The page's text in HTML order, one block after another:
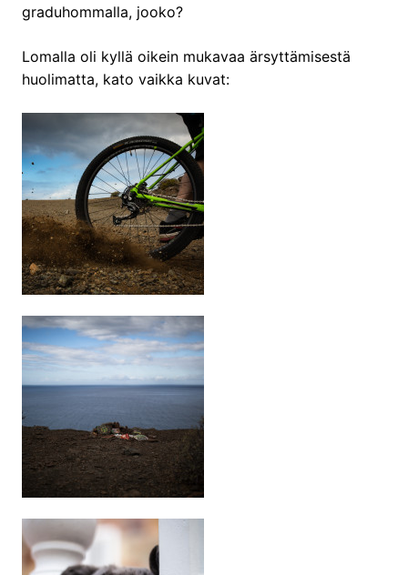
graduhommalla, jooko?
Lomalla oli kyllä oikein mukavaa ärsyttämisestä
huolimatta, kato vaikka kuvat: